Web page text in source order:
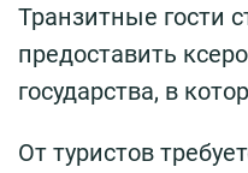
Транзитные гости
предоставить
государства, в
От туристов